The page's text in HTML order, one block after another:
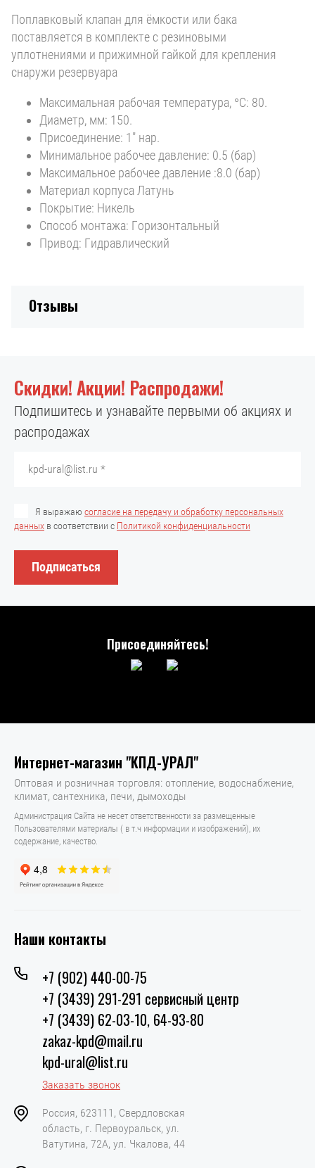
Поплавковый клапан для ёмкости или бака
поставляется в комплекте с резиновыми
уплотнениями и прижимной гайкой для крепления
снаружи резервуара
Максимальная рабочая температура, °С: 80.
Диаметр, мм: 150.
Присоединение: 1" нар.
Минимальное рабочее давление: 0.5 (бар)
Максимальное рабочее давление :8.0 (бар)
Материал корпуса Латунь
Покрытие: Никель
Способ монтажа: Горизонтальный
Привод: Гидравлический
Отзывы
Скидки! Акции! Распродажи!
Подпишитесь и узнавайте первыми об акциях и
распродажах
Я выражаю согласие на передачу и обработку персональных
данных в соответствии с Политикой конфиденциальности
Подписаться
Присоединяйтесь!
Интернет-магазин "КПД-УРАЛ"
Оптовая и розничная торговля: отопление, водоснабжение,
климат, сантехника, печи, дымоходы
Администрация Сайта не несет ответственности за размещенные
Пользователями материалы ( в т.ч информации и изображений), их
содержание, качество.
Наши контакты
+7 (902) 440-00-75
+7 (3439) 291-291 сервисный центр
+7 (3439) 62-03-10, 64-93-80
zakaz-kpd@mail.ru
kpd-ural@list.ru
Заказать звонок
Россия, 623111, Свердловская
область, г. Первоуральск, ул.
Ватутина, 72А, ул. Чкалова, 44